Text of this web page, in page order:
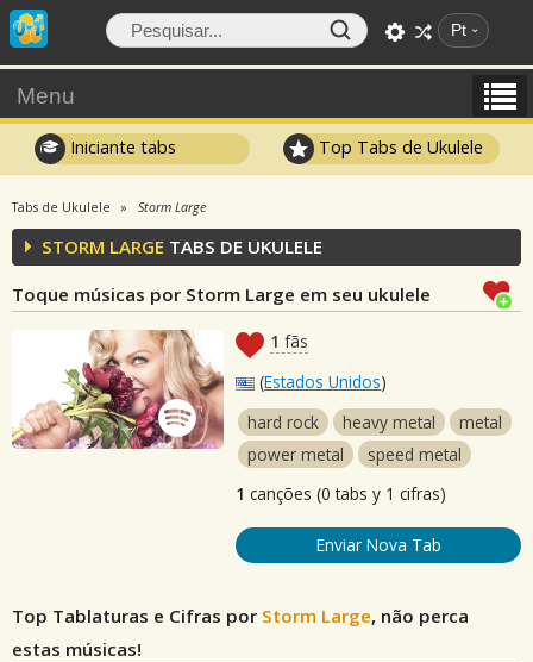
Pt
Menu
Iniciante tabs Top Tabs de Ukulele
Tabs de Ukulele Storm Large
STORM LARGE TABS DE UKULELE
Toque músicas por Storm Large em seu ukulele
1 fãs
(Estados Unidos)
hard rock
heavy metal
metal
power metal
speed metal
1 canções (0 tabs y 1 cifras)
Enviar Nova Tab
Top Tablaturas e Cifras por Storm Large, não perca
estas músicas!